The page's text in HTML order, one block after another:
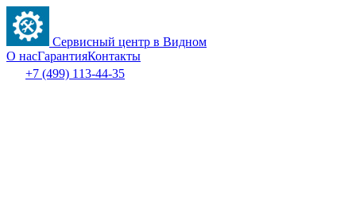
Сервисный центр в Видном
О насГарантияКонтакты
+7 (499) 113-44-35